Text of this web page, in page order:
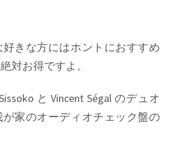
きな方にはホントにおすすめ
対お得ですよ。
と Vincent Ségal のデュオ
家のオーディオチェック盤の